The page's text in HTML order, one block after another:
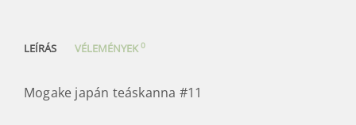
LEÍRÁS VÉLEMÉNYEK0
Mogake japán teáskanna #11